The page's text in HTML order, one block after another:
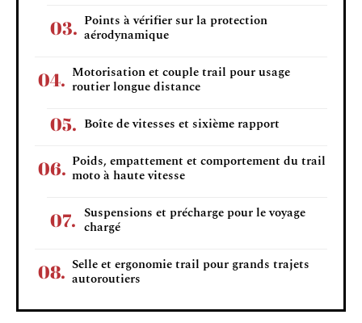
Points à vérifier sur la protection
aérodynamique
Motorisation et couple trail pour usage
routier longue distance
Boîte de vitesses et sixième rapport
Poids, empattement et comportement du trail
moto à haute vitesse
Suspensions et précharge pour le voyage
chargé
Selle et ergonomie trail pour grands trajets
autoroutiers